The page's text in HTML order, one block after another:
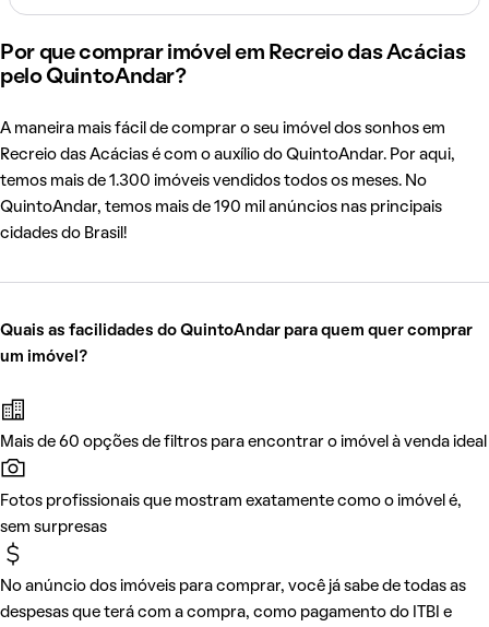
Por que comprar imóvel em Recreio das Acácias
pelo QuintoAndar?
A maneira mais fácil de comprar o seu imóvel dos sonhos em
Recreio das Acácias é com o auxílio do QuintoAndar. Por aqui,
temos mais de 1.300 imóveis vendidos todos os meses. No
QuintoAndar, temos mais de 190 mil anúncios nas principais
cidades do Brasil!
Quais as facilidades do QuintoAndar para quem quer comprar
um imóvel?
Mais de 60 opções de filtros para encontrar o imóvel à venda ideal
Fotos profissionais que mostram exatamente como o imóvel é,
sem surpresas
No anúncio dos imóveis para comprar, você já sabe de todas as
despesas que terá com a compra, como pagamento do ITBI e